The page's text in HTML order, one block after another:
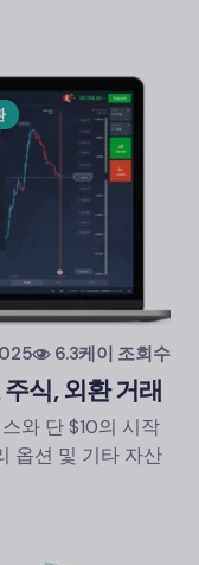
6.3케이 조회수
식, 외환 거래
와 단 $10의 시작
옵션 및 기타 자산